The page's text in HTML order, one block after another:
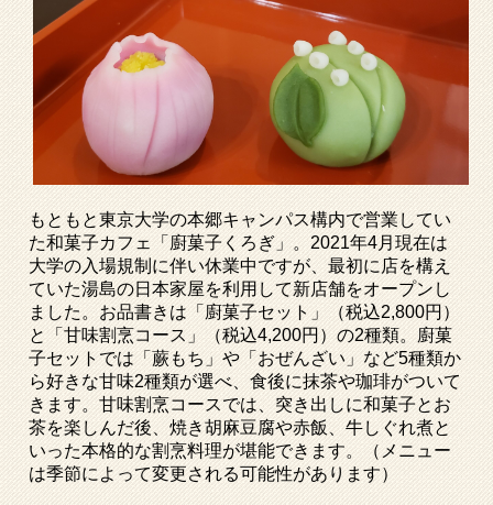
もともと東京大学の本郷キャンパス構内で営業してい
た和菓子カフェ「廚菓子くろぎ」。 2021年4月現在は
大学の入場規制に伴い休業中ですが、最初に店を構え
ていた湯島の日本家屋を利用して新店舗をオープンし
ました。お品書きは「廚菓子セット」（税込2,800円）
と「甘味割烹コース」（税込4,200円）の2種類。廚菓
子セットでは「蕨もち」や「おぜんざい」など5種類か
ら好きな甘味2種類が選べ、食後に抹茶や珈琲がついて
きます。甘味割烹コースでは、突き出しに和菓子とお
茶を楽しんだ後、焼き胡麻豆腐や赤飯、牛しぐれ煮と
いった本格的な割烹料理が堪能できます。（メニュー
は季節によって変更される可能性があります）